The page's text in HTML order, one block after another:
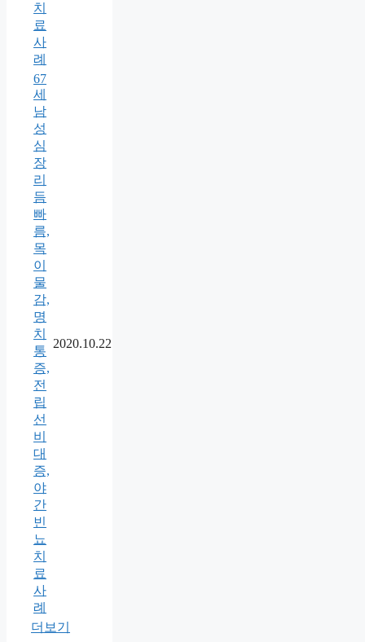
치
료
사
례
67
세
남
성
심
장
리
듬
빠
름,
목
이
물
감,
명
치
통
증,
전
립
선
비
대
증,
야
간
빈
뇨
치
료
사
례
2020.10.22
더보기